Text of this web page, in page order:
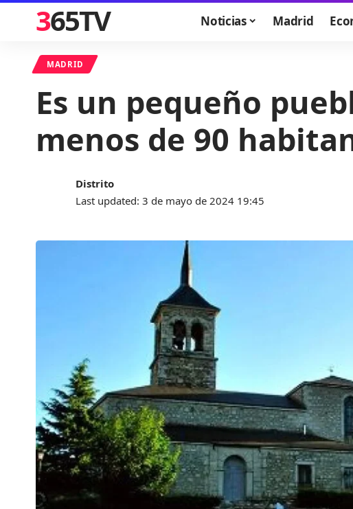
365TV Noticias Madrid
MADRID
Es un pequeño
menos de 90
Last updated: 3 de mayo de 2024 19:45
Distrito